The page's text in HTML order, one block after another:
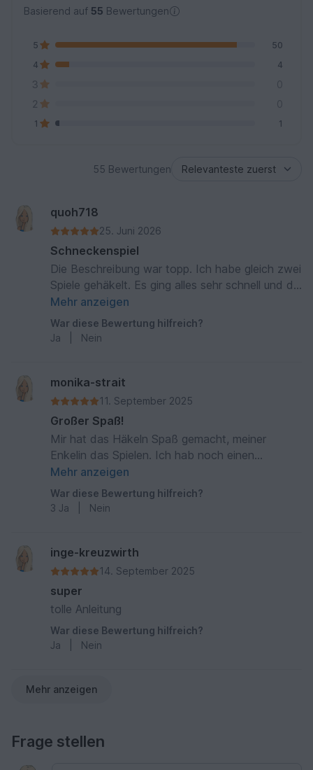
Basierend auf 55 Bewertungen
5
50
4
4
3
0
2
0
1 1
55 Bewertungen
quoh718
25. Juni 2026
Schneckenspiel
Die Beschreibung war topp. Ich habe gleich zwei
Spiele gehäkelt. Es ging alles sehr schnell und die
Kinder waren begeistert.
Mehr anzeigen
War diese Bewertung hilfreich?
Ja
Nein
monika-strait
11. September 2025
Großer Spaß!
Mir hat das Häkeln Spaß gemacht, meiner
Enkelin das Spielen. Ich hab noch einen
Schlaufenrand rumgehäkelt, damit man es mit
einer Schnur zusammenraffen kann, als
Säckchen.
Mehr anzeigen
War diese Bewertung hilfreich?
3 Ja Nein
inge-kreuzwirth
14. September 2025
super
tolle Anleitung
War diese Bewertung hilfreich?
Ja
Nein
Mehr anzeigen
Frage stellen